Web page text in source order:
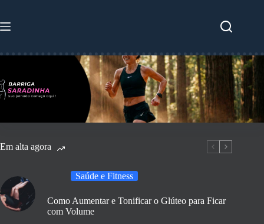
o
Em alta agora
Saúde e Fitness
Como Aumentar e Tonificar o Glúteo para Ficar
com Volume